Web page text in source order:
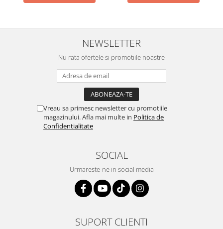
NEWSLETTER
Nu rata ofertele si promotiile noastre
Vreau sa primesc newsletter cu promotiile
magazinului. Afla mai multe in Politica de
Confidentialitate
SOCIAL
Urmareste-ne in social media
SUPORT CLIENTI